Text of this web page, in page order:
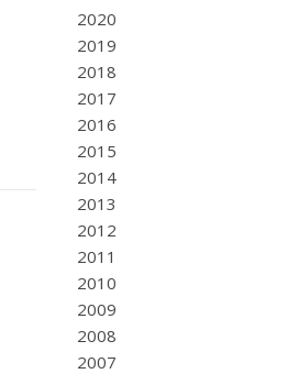
2020
2019
2018
2017
2016
2015
2014
2013
2012
2011
2010
2009
2008
2007